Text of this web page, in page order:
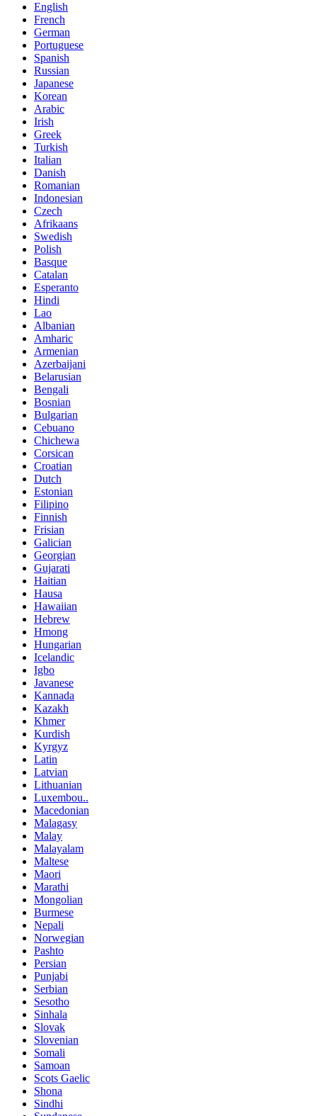
English
French
German
Portuguese
Spanish
Russian
Japanese
Korean
Arabic
Irish
Greek
Turkish
Italian
Danish
Romanian
Indonesian
Czech
Afrikaans
Swedish
Polish
Basque
Catalan
Esperanto
Hindi
Lao
Albanian
Amharic
Armenian
Azerbaijani
Belarusian
Bengali
Bosnian
Bulgarian
Cebuano
Chichewa
Corsican
Croatian
Dutch
Estonian
Filipino
Finnish
Frisian
Galician
Georgian
Gujarati
Haitian
Hausa
Hawaiian
Hebrew
Hmong
Hungarian
Icelandic
Igbo
Javanese
Kannada
Kazakh
Khmer
Kurdish
Kyrgyz
Latin
Latvian
Lithuanian
Luxembou..
Macedonian
Malagasy
Malay
Malayalam
Maltese
Maori
Marathi
Mongolian
Burmese
Nepali
Norwegian
Pashto
Persian
Punjabi
Serbian
Sesotho
Sinhala
Slovak
Slovenian
Somali
Samoan
Scots Gaelic
Shona
Sindhi